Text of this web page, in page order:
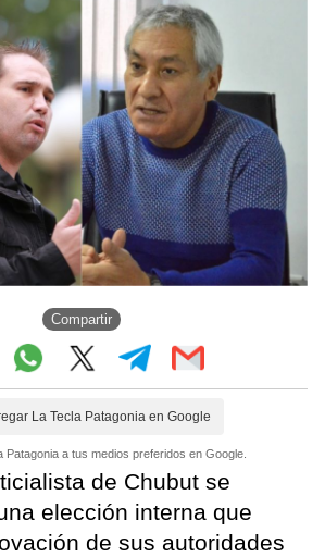
Compartir
La Tecla Patagonia en Google
Patagonia a tus medios preferidos en Google.
de Chubut se
elección interna que
de sus autoridades